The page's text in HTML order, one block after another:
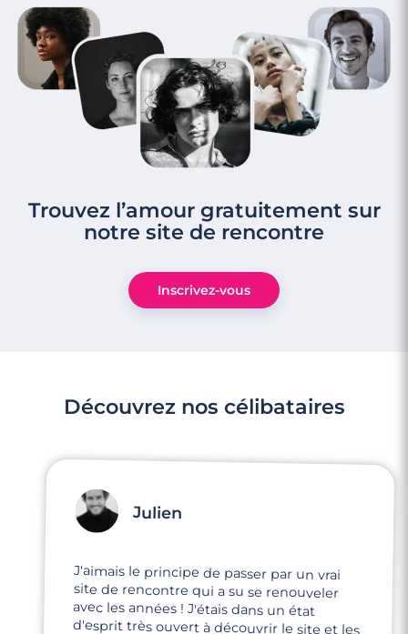
Trouvez l’amour gratuitement sur
notre site de rencontre
Inscrivez-vous
Découvrez nos célibataires
Julien
J'aimais le principe de passer par un vrai
site de rencontre qui a su se renouveler
avec les années ! J'étais dans un état
d'esprit très ouvert à découvrir le site et les
profils représentés, et très enthousiaste à